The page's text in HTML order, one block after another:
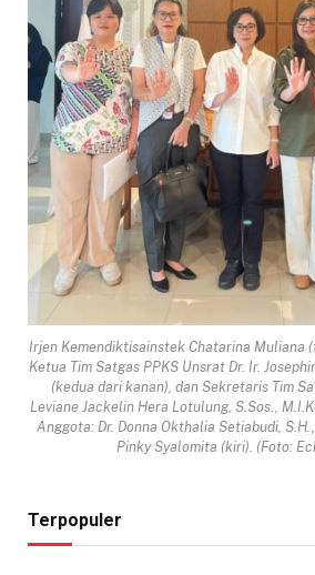
Irjen Kemendiktisainstek Chatarina Muliana
Ketua Tim Satgas PPKS Unsrat Dr. Ir.
(kedua dari kanan), dan Sekretaris Tim
Leviane Jackelin Hera Lotulung, S.Sos.,
Anggota: Dr. Donna Okthalia Setiabudi,
Pinky Syalomita (kiri). (Foto:
Terpopuler